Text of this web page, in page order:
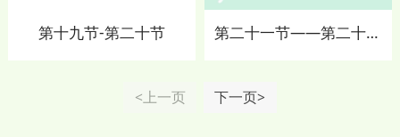
第十九节-第二十节 第二十一节——第二十四节
<上一页 下一页>